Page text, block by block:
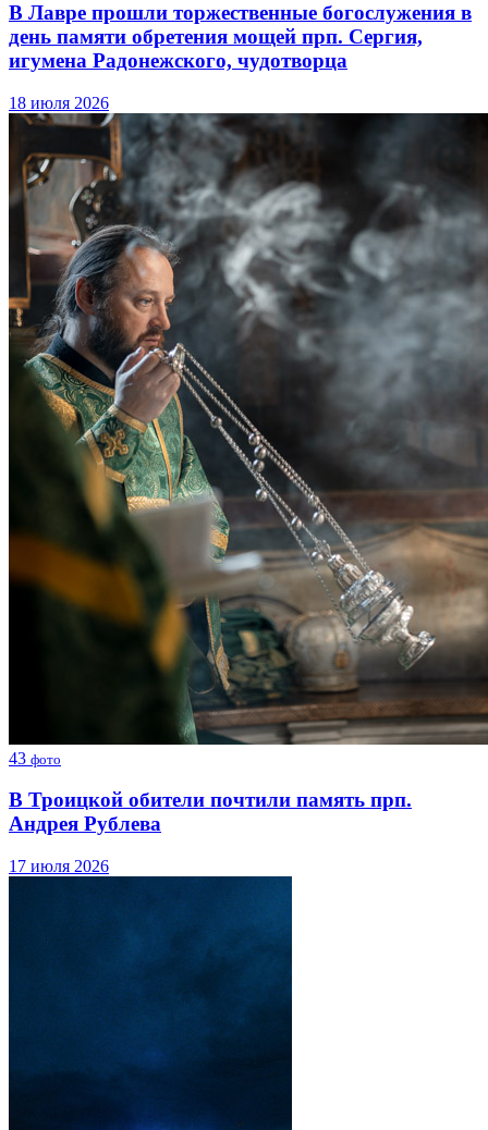
В Лавре прошли торжественные богослужения в
день памяти обретения мощей прп. Сергия,
игумена Радонежского, чудотворца
18 июля 2026
43 фото
В Троицкой обители почтили память прп.
Андрея Рублева
17 июля 2026